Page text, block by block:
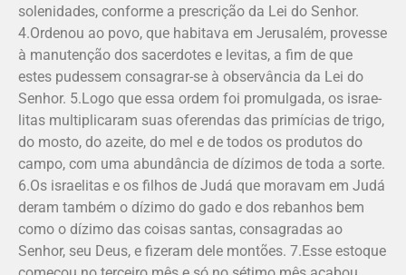
solenidades, conforme a prescrição da Lei do Senhor.
4.Ordenou ao povo, que habitava em Jerusalém, proves­se
à manutenção dos sacerdotes e levitas, a fim de que
estes pudessem consagrar-se à observância da Lei do
Senhor. 5.Logo que essa ordem foi promulgada, os israe­
litas multiplicaram suas oferendas das primícias de trigo,
do mosto, do azeite, do mel e de todos os produtos do
campo, com uma abundância de dízimos de toda a sorte.
6.Os israelitas e os filhos de Judá que moravam em Judá
deram também o dízimo do gado e dos rebanhos bem
como o dízimo das coisas santas, consagradas ao
Senhor, seu Deus, e fizeram dele montões. 7.Esse estoque